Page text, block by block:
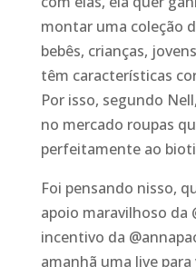
montar uma coleção
bebês, crianças,
têm características
Por isso, segundo
no mercado roupas
perfeitamente ao
Foi pensando nisso,
apoio maravilhoso da
incentivo da
amanhã uma live